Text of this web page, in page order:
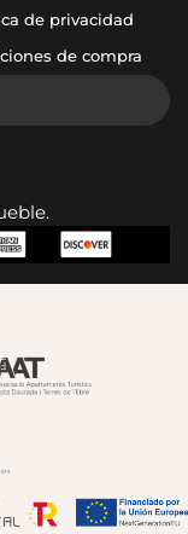
de privacidad
de compra